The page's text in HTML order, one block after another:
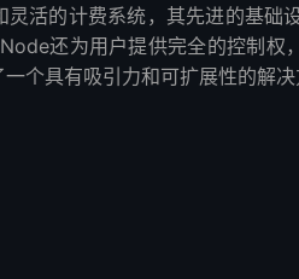
活的计费系统，其先进的基础
还为用户提供完全的控制权
个具有吸引力和可扩展性的解决